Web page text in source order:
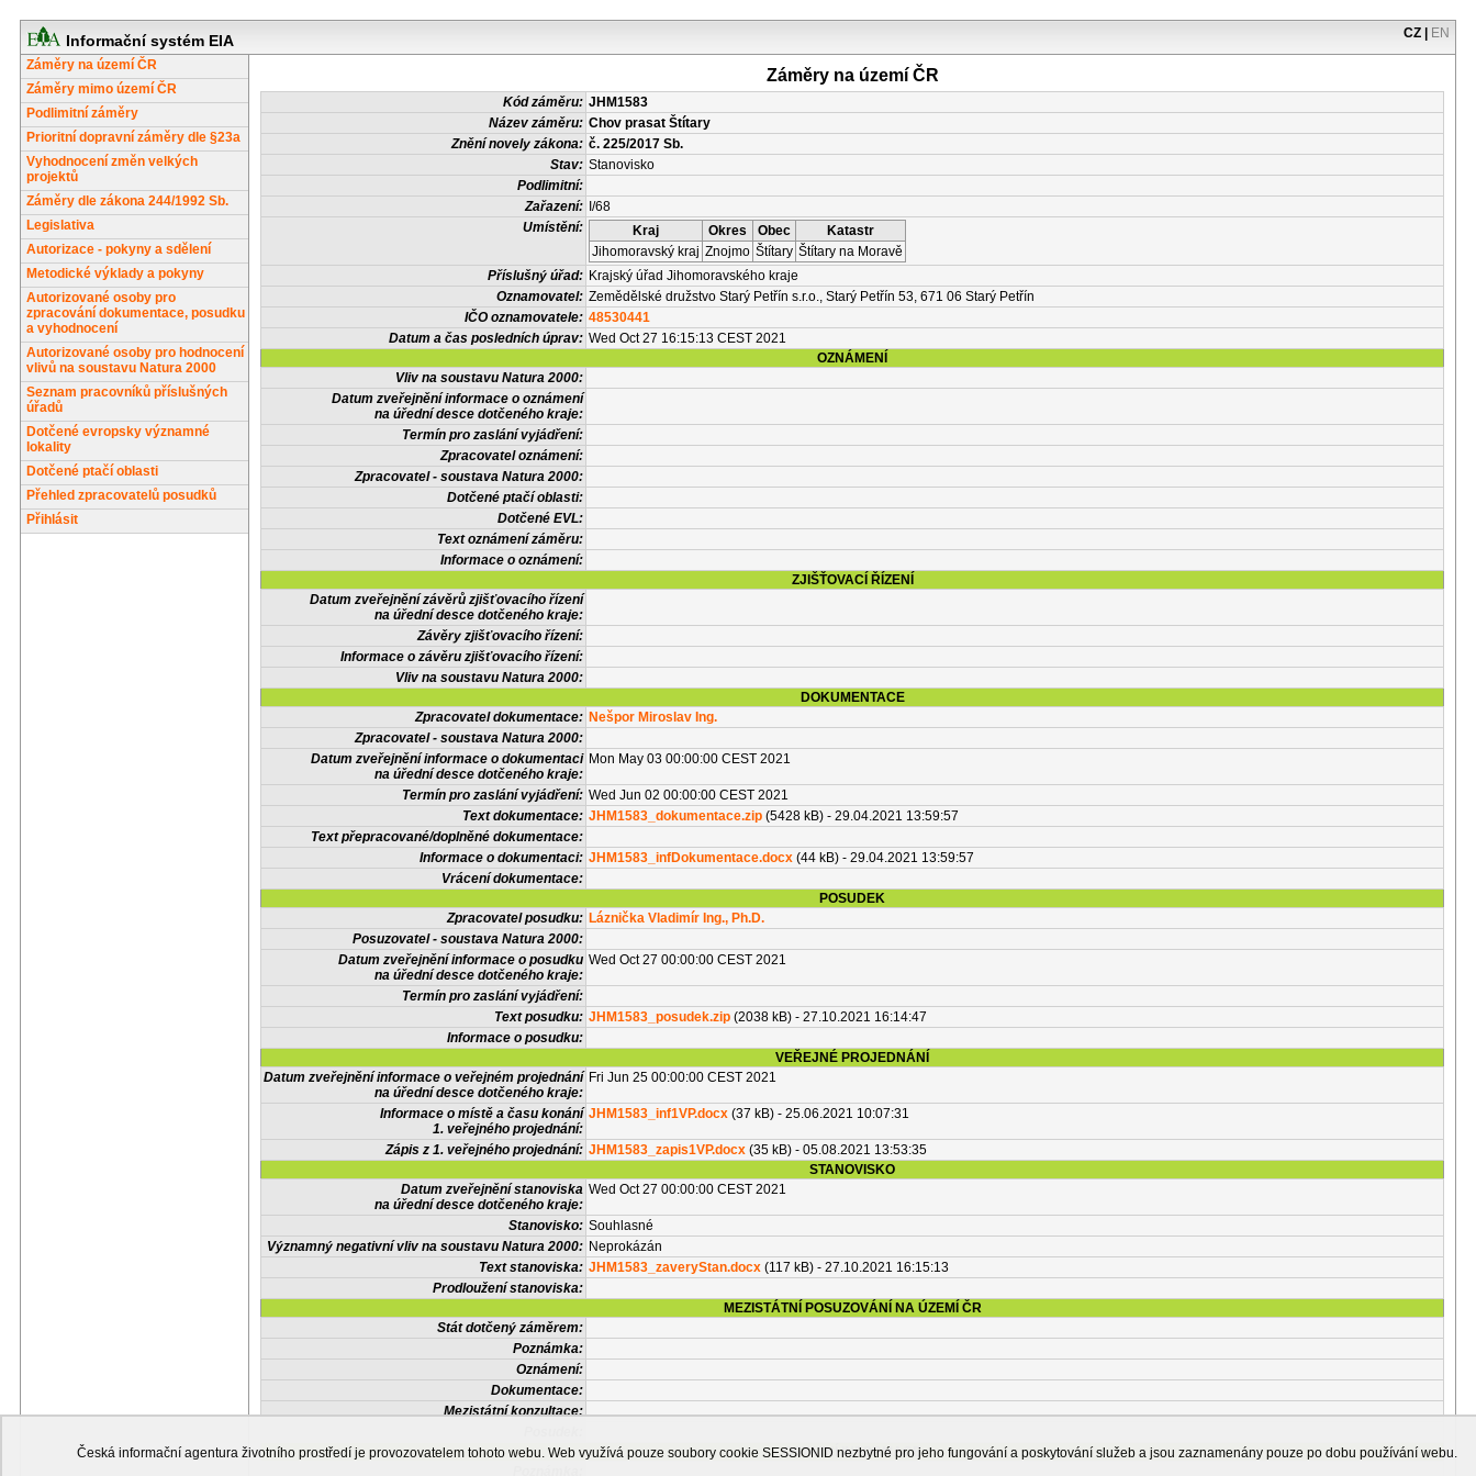
Informační systém EIA CZ EN
Záměry na území ČR
Záměry mimo území ČR
Podlimitní záměry
Prioritní dopravní záměry dle §23a
Vyhodnocení změn velkých
projektů
Záměry dle zákona 244/1992 Sb.
Legislativa
Autorizace - pokyny a sdělení
Metodické výklady a pokyny
Autorizované osoby pro
zpracování dokumentace, posudku
a vyhodnocení
Autorizované osoby pro hodnocení
vlivů na soustavu Natura 2000
Seznam pracovníků příslušných
úřadů
Dotčené evropsky významné
lokality
Dotčené ptačí oblasti
Přehled zpracovatelů posudků
Přihlásit
Záměry na území ČR
Kód záměru: JHM1583
Název záměru: Chov prasat Štítary
Znění novely zákona: č. 225/2017 Sb.
Stav: Stanovisko
Podlimitní:
Zařazení: I/68
Umístění:
Kraj Okres Obec
Katastr
Jihomoravský kraj Znojmo Štítary Štítary na Moravě
Příslušný úřad: Krajský úřad Jihomoravského kraje
Oznamovatel: Zemědělské družstvo Starý Petřín s.r.o., Starý Petřín 53, 671 06 Starý Petřín
IČO oznamovatele: 48530441
Datum a čas posledních úprav: Wed Oct 27 16:15:13 CEST 2021
OZNÁMENÍ
Vliv na soustavu Natura 2000:
Datum zveřejnění informace o oznámení
na úřední desce dotčeného kraje:
Termín pro zaslání vyjádření:
Zpracovatel oznámení:
Zpracovatel - soustava Natura 2000:
Dotčené ptačí oblasti:
Dotčené EVL:
Text oznámení záměru:
Informace o oznámení:
ZJIŠŤOVACÍ ŘÍZENÍ
Datum zveřejnění závěrů zjišťovacího řízení
na úřední desce dotčeného kraje:
Závěry zjišťovacího řízení:
Informace o závěru zjišťovacího řízení:
Vliv na soustavu Natura 2000:
DOKUMENTACE
Zpracovatel dokumentace: Nešpor Miroslav Ing.
Zpracovatel - soustava Natura 2000:
Datum zveřejnění informace o dokumentaci
na úřední desce dotčeného kraje:
Mon May 03 00:00:00 CEST 2021
Termín pro zaslání vyjádření: Wed Jun 02 00:00:00 CEST 2021
Text dokumentace: JHM1583_dokumentace.zip (5428 kB) - 29.04.2021 13:59:57
Text přepracované/doplněné dokumentace:
Informace o dokumentaci: JHM1583_infDokumentace.docx (44 kB) - 29.04.2021 13:59:57
Vrácení dokumentace:
POSUDEK
Zpracovatel posudku: Láznička Vladimír Ing., Ph.D.
Posuzovatel - soustava Natura 2000:
Datum zveřejnění informace o posudku
na úřední desce dotčeného kraje:
Wed Oct 27 00:00:00 CEST 2021
Termín pro zaslání vyjádření:
Text posudku: JHM1583_posudek.zip (2038 kB) - 27.10.2021 16:14:47
Informace o posudku:
VEŘEJNÉ PROJEDNÁNÍ
Datum zveřejnění informace o veřejném projednání
na úřední desce dotčeného kraje:
Fri Jun 25 00:00:00 CEST 2021
Informace o místě a času konání
1. veřejného projednání:
JHM1583_inf1VP.docx (37 kB) - 25.06.2021 10:07:31
Zápis z 1. veřejného projednání: JHM1583_zapis1VP.docx (35 kB) - 05.08.2021 13:53:35
STANOVISKO
Datum zveřejnění stanoviska
na úřední desce dotčeného kraje:
Wed Oct 27 00:00:00 CEST 2021
Stanovisko: Souhlasné
Významný negativní vliv na soustavu Natura 2000: Neprokázán
Text stanoviska: JHM1583_zaveryStan.docx (117 kB) - 27.10.2021 16:15:13
Prodloužení stanoviska:
MEZISTÁTNÍ POSUZOVÁNÍ NA ÚZEMÍ ČR
Stát dotčený záměrem:
Poznámka:
Oznámení:
Dokumentace:
Mezistátní konzultace:
OSTATNÍ INFORMACE
Česká informační agentura životního prostředí je provozovatelem tohoto webu. Web využívá pouze soubory cookie SESSIONID nezbytné pro jeho fungování a poskytování služeb a jsou zaznamenány pouze po dobu používání webu.